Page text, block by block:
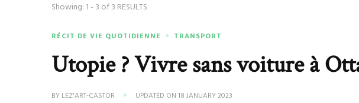
Showing: 1 - 3 of 3 RESULTS
RÉCIT DE VIE QUOTIDIENNE TRANSPORT
Utopie ? Vivre sans voiture à
BY LEZ'ART-CASTOR UPDATED ON18 JANUARY 2023